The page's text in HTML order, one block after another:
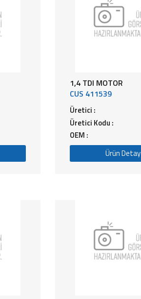
1,4 TDI MOTOR
CUS 411539
Üretici :
Üretici Kodu :
OEM :
Ürün Detay